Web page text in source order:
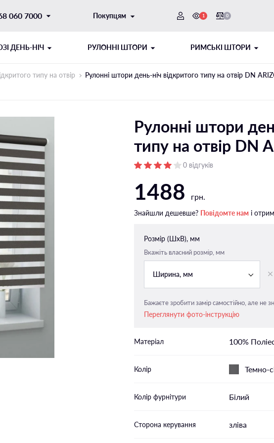
060 7000 Покупцям 1 0
ДЕНЬ-НІЧ РУЛОННІ ШТОРИ
ТИПУ
напрямні
напрямні
РУЛОННІ ШТОРИ ДЕНЬ-НІЧ
Відкритого типу на стулку
Відкритого типу на отвір
напрямні
Закритого типу пласкі напрямні
РИМСЬКІ ШТОРИ
ШНУРОВИЙ МЕХАНІЗМ
На мансардні
У ванній
У дитячу
У спальню
типу на отвір Рулонні штори день-ніч відкритого типу на отвір DN
Рулонні штори
типу на отвір DN
0 відгуків
1488 грн.
Знайшли дешевше? Повідомте нам і
Розмір (ШxВ), мм
Вкажіть власний розмір, мм
Ширина, мм
Бажаєте зробити замір самостійно, але не
Переглянути фото-інструкцію
Матеріал 100%
Колір Темно-
Колір фурнітури Білий
Сторона керування зліва